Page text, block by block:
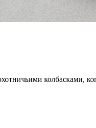
колбасками,